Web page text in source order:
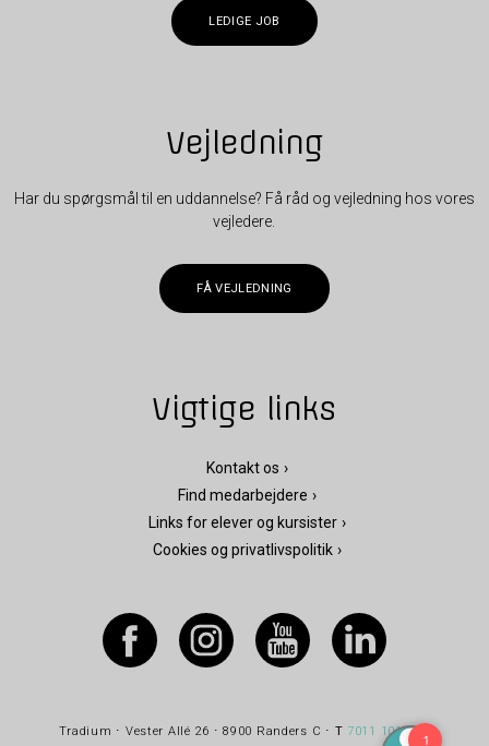
LEDIGE JOB
Vejledning
Har du spørgsmål til en uddannelse? Få råd og vejledning hos vores
vejledere.
FÅ VEJLEDNING
Vigtige links
Kontakt os
Find medarbejdere
Links for elever og kursister
Cookies og privatlivspolitik
Tradium ⋅ Vester Allé 26 ⋅ 8900 Randers C ⋅ T 7011 1010⋅